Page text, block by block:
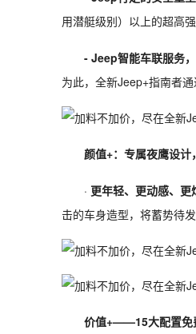
用潜艇级别）以上的超高
- Jeep智能车联服务
为此，全新Jeep+指南者
颜值+：专属夜鹰设
· 更年轻、更动感、更
击的车身造型，将蓄势待
价值+——15大配置免